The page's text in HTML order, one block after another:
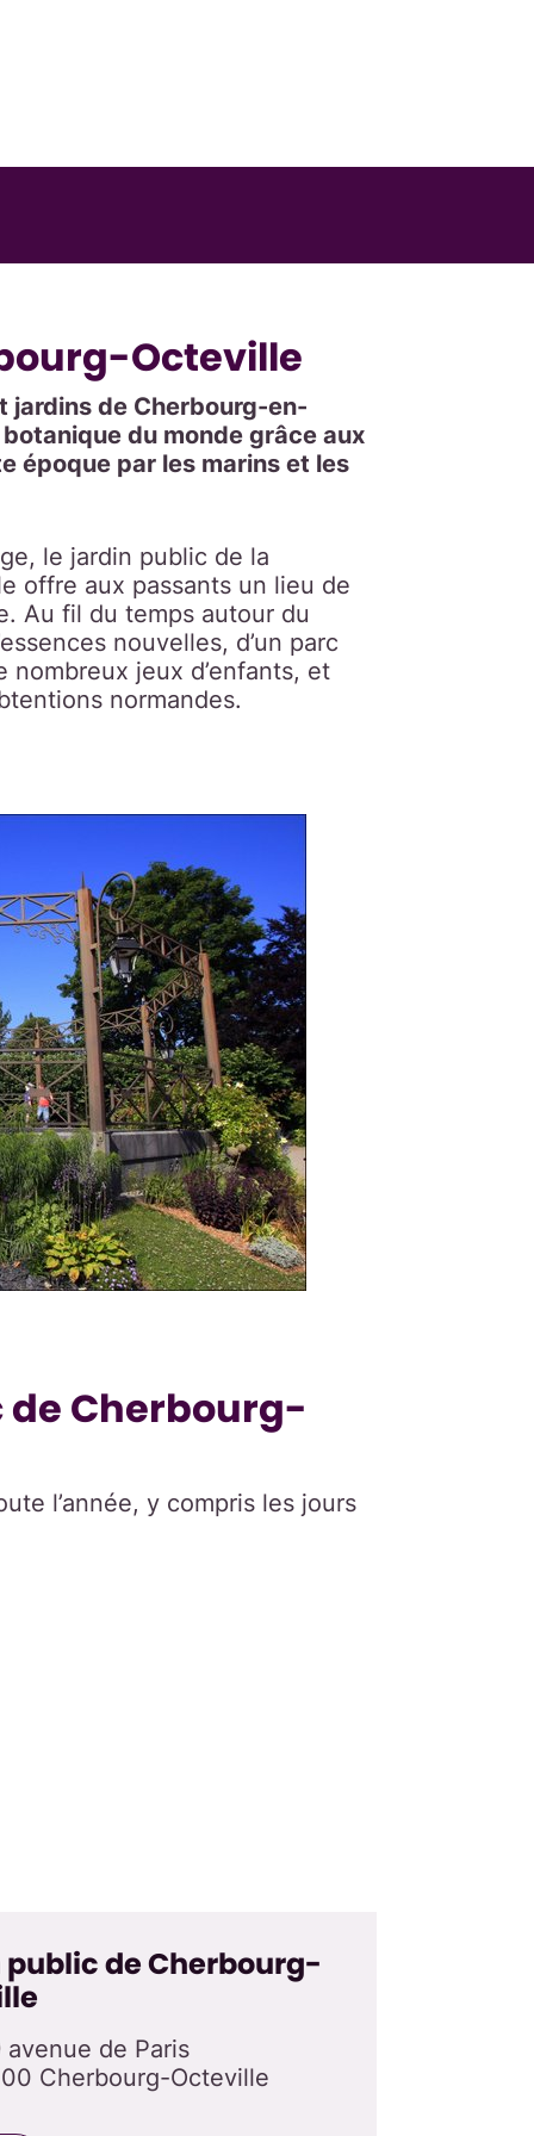
Octeville
jardins de Cherbourg-en-
du monde grâce aux
époque par les marins et les
le jardin public de la
offre aux passants un lieu de
Au fil du temps autour du
nouvelles, d’un parc
nombreux jeux d’enfants, et
normandes.
Cherbourg-
l’année, y compris les jours
de Cherbourg-
avenue de Paris
Cherbourg-Octeville